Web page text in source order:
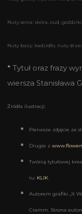
Nuty serca: skóra, oud,
Nuty bazy: kadzidło, nuty
* Tytuł oraz frazy
wiersza Stanisława
Źródła ilustracji:
Pierwsze zdjęcie ze
Drugie z
Twórcą tytułowej
tu: KLIK.
Autorem grafiki „It
Cramm. Strona